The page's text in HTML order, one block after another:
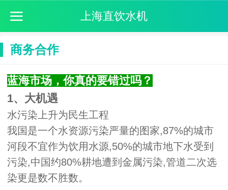
上海直饮水机
商务合作
蓝海市场，你真的要错过吗？
1、大机遇
水污染上升为民生工程
我国是一个水资源污染严量的图家,87%的城市
河段不宜作为饮用水源,50%的城市地下水受到
污染,中国约80%耕地遭到金属污染,管道二次选
染更是数不胜数。